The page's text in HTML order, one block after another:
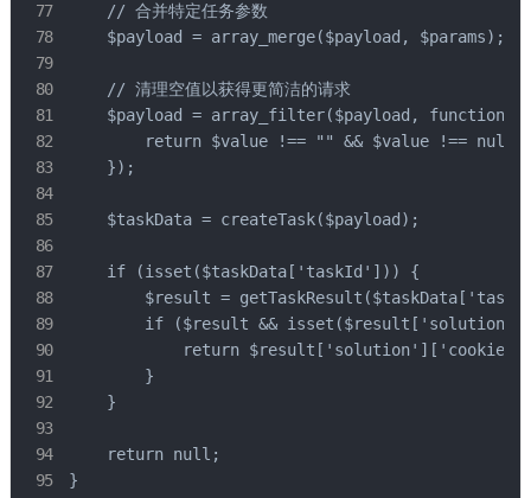
    // 合并特定任务参数
    $payload = array_merge($payload, $params);
    // 清理空值以获得更简洁的请求
$payload = array_filter($payload,
        return $value !== "" && $value !== null;
    });
    $taskData = createTask($payload);
    if (isset($taskData['taskId'])) {
$result =
if ($result &&
return
        }
    }
    return null;
}